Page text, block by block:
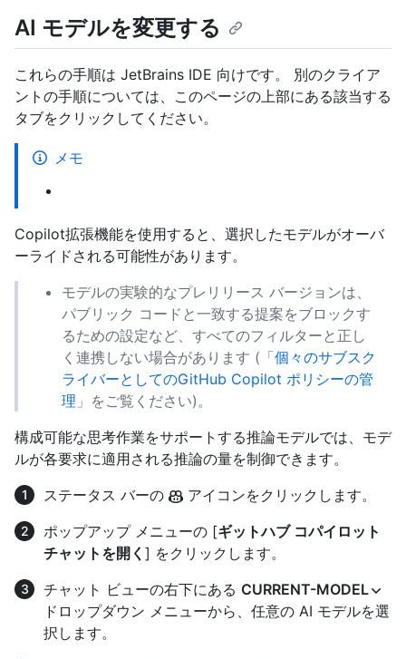
AI モデルを変更する
これらの手順は JetBrains IDE 向けです。 別のクライア
ントの手順については、このページの上部にある該当する
タブをクリックしてください。
メモ
Copilot拡張機能を使用すると、選択したモデルがオーバ
ーライドされる可能性があります。
モデルの実験的なプレリリース バージョンは、
パブリック コードと一致する提案をブロックす
るための設定など、すべてのフィルターと正し
く連携しない場合があります (「個々のサブスク
ライバーとしてのGitHub Copilot ポリシーの管
理 」をご覧ください)。
構成可能な思考作業をサポートする推論モデルでは、モデ
ルが各要求に適用される推論の量を制御できます。
ステータス バーの
アイコンをクリックします。
ポップアップ メニューの [ギットハブ コパイロット
チャットを開く ] をクリックします。
チャット ビューの右下にある CURRENT-MODEL
ドロップダウン メニューから、任意の AI モデルを選
択します。